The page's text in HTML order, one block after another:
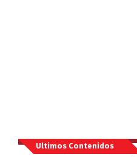
Ultimos Contenidos